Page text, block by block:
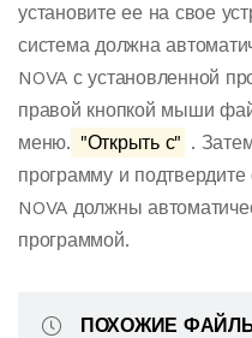
установите ее на свое
система должна
NOVA с установленной
правой кнопкой мыши
меню. "Открыть с" .
программу и
NOVA должны
программой.
ПОХОЖИЕ